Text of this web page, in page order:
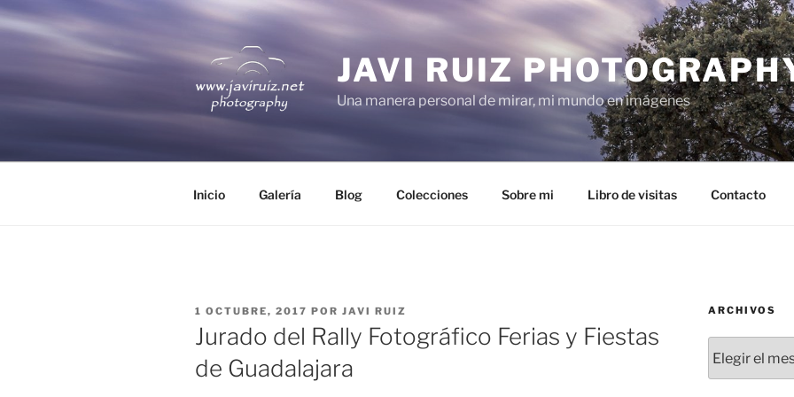
Saltar
al
contenido
JAVI RUIZ
Una manera personal de mirar, mi mundo en imágenes
Inicio Galería Blog Colecciones Sobre mi Libro de visitas Contacto
PUBLICADO
EL
1 OCTUBRE, 2017 POR JAVI RUIZ
Jurado del Rally Fotográfico Ferias y Fiestas
de Guadalajara
ARCHIVOS